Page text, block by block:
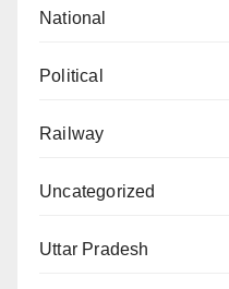
National
Political
Railway
Uncategorized
Uttar Pradesh